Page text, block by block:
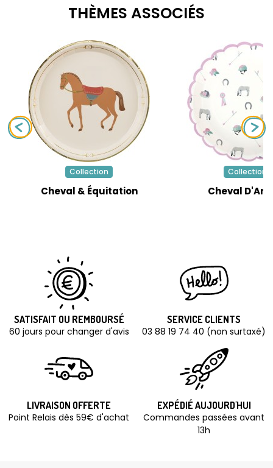
THÈMES ASSOCIÉS
Collection
Cheval & Équitation
Collection
Cheval
SATISFAIT OU REMBOURSÉ
60 jours pour changer d'avis
SERVICE CLIENTS
03 88 19 74 40 (non surtaxé)
LIVRAISON OFFERTE
Point Relais dès 59€ d'achat
EXPÉDIÉ AUJOURD'HUI
Commandes passées avant
13h